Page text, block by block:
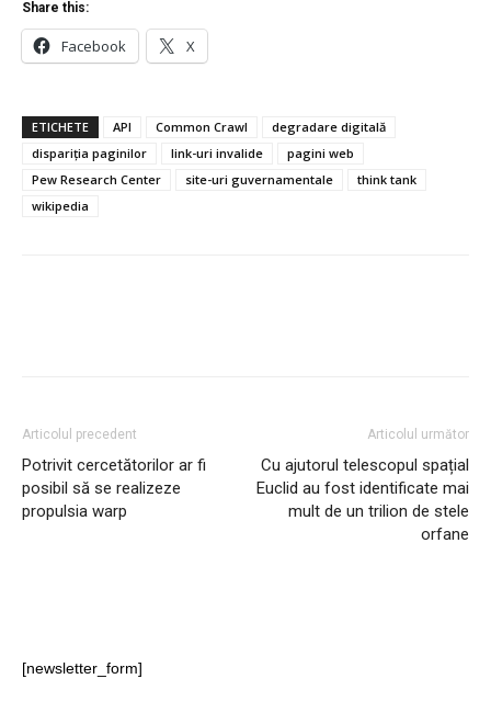
Share this:
Facebook X
ETICHETE API Common Crawl
degradare digitală
dispariția paginilor
link-uri invalide
pagini web
Pew Research Center
site-uri guvernamentale
think tank
wikipedia
Articolul precedent
Potrivit cercetătorilor ar fi
posibil să se realizeze
propulsia warp
Articolul următor
Cu ajutorul telescopul spațial
Euclid au fost identificate mai
mult de un trilion de stele
orfane
[newsletter_form]